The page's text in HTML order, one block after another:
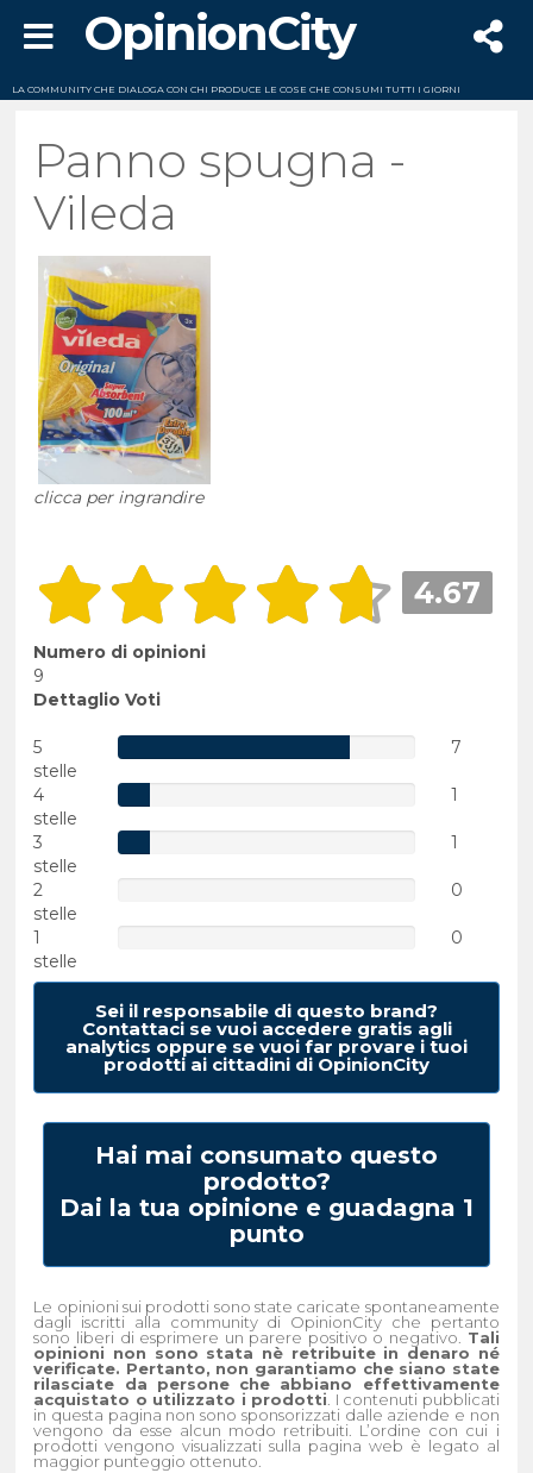
OpinionCity
LA COMMUNITY CHE DIALOGA CON CHI PRODUCE LE COSE CHE CONSUMI TUTTI I GIORNI
Panno spugna -
Vileda
clicca per ingrandire
4.67
Numero di opinioni
9
Dettaglio Voti
5
stelle
7
4
stelle
1
3
stelle
1
2
stelle
0
1
stelle
0
Sei il responsabile di questo brand?
Contattaci se vuoi accedere gratis agli
analytics oppure se vuoi far provare i tuoi
prodotti ai cittadini di OpinionCity
Hai mai consumato questo
prodotto?
Dai la tua opinione e guadagna 1
punto
Le opinioni sui prodotti sono state caricate spontaneamente
dagli iscritti alla community di OpinionCity che pertanto
sono liberi di esprimere un parere positivo o negativo. Tali
opinioni non sono stata nè retribuite in denaro né
verificate. Pertanto, non garantiamo che siano state
rilasciate da persone che abbiano effettivamente
acquistato o utilizzato i prodotti . I contenuti pubblicati
in questa pagina non sono sponsorizzati dalle aziende e non
vengono da esse alcun modo retribuiti. L’ordine con cui i
prodotti vengono visualizzati sulla pagina web è legato al
maggior punteggio ottenuto.